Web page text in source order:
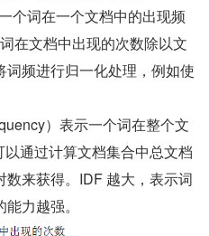
个词在一个文档中的出现频
在文档中出现的次数除以文
频进行归一化处理，例如使
）表示一个词在整个文
通过计算文档集合中总文档
来获得。IDF 越大，表示词
力越强。